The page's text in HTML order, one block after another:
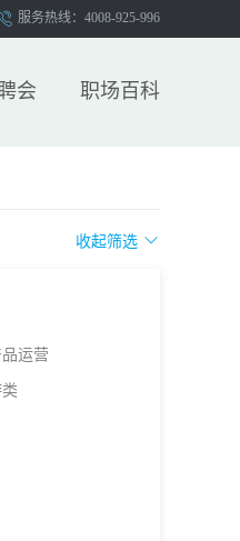
服务热线：4008-925-996
会 职场百科
收起筛选
运营